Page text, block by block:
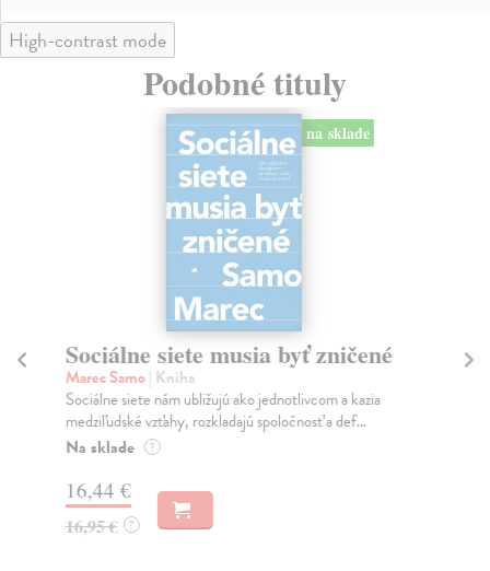
High-contrast mode
Podobné tituly
na sklade
Sociálne siete musia byť zničené
Marec Samo| Kniha
Sociálne siete nám ubližujú ako jednotlivcom a kazia
medziľudské vzťahy, rozkladajú spoločnosť a def...
Na sklade ?
16,44 €
16,95 € ?